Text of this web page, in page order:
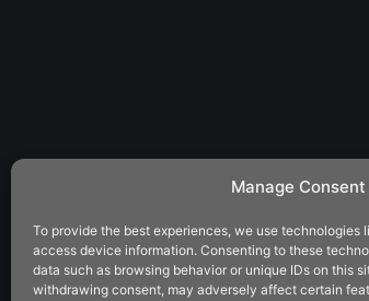
Manage Consent
To provide the best experiences, we use technologies
access device information. Consenting to these
data such as browsing behavior or unique IDs on this
withdrawing consent, may adversely affect certain